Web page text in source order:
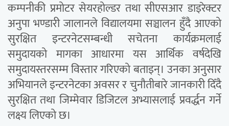
कम्पनीकी प्रमोटर सेयरहोल्डर तथा सीएसआर डाइरेक्टर
अनुपा भण्डारी जालानले विद्यालयमा सञ्चालन हुँदै आएको
सुरक्षित इन्टरनेटसम्बन्धी सचेतना कार्यक्रमलाई
समुदायको मागका आधारमा यस आर्थिक वर्षदेखि
समुदायस्तरसम्म विस्तार गरिएको बताइन्। उनका अनुसार
अभियानले इन्टरनेटका अवसर र चुनौतीबारे जानकारी दिँदै
सुरक्षित तथा जिम्मेवार डिजिटल अभ्यासलाई प्रवर्द्धन गर्ने
लक्ष्य लिएको छ।